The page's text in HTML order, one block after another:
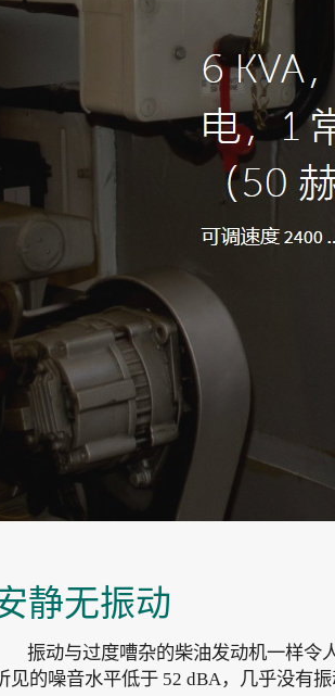
静无振动
振动与过度嘈杂的柴油发动机一样令人
见的噪音水平低于 52 dBA，几乎没有